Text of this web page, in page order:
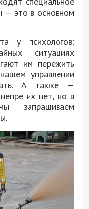
— это в основном
у психологов:
ситуациях
им пережить
управлении
А также —
их нет, но в
запрашиваем